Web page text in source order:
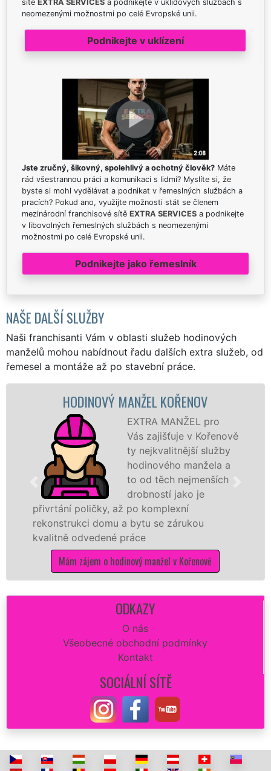
sítě EXTRA SERVICES a podnikejte v úklidových službách s
neomezenými možnostmi po celé Evropské unii.
Podnikejte v uklízení
Jste zručný, šikovný, spolehlivý a ochotný člověk? Máte
rád všestrannou práci a komunikaci s lidmi? Myslíte si, že
byste si mohl vydělávat a podnikat v řemeslných službách a
pracích? Pokud ano, využijte možnosti stát se členem
mezinárodní franchisové sítě EXTRA SERVICES a podnikejte
v libovolných řemeslných službách s neomezenými
možnostmi po celé Evropské unii.
Podnikejte jako řemeslník
NAŠE DALŠÍ SLUŽBY
Naši franchisanti Vám v oblasti služeb hodinových
manželů mohou nabídnout řadu dalších extra služeb, od
řemesel a montáže až po stavební práce.
MANŽEL KOŘENOV
EXTRA MANŽEL pro
Vás zajišťuje v Kořenově
ty nejkvalitnější služby
hodinového manžela a
to od těch nejmenších
drobností jako je
až po komplexní
a bytu se zárukou
práce
o hodinový manžel v Kořenově
proto jsme
potřebné
Mám
ODKAZY
O nás
Všeobecné obchodní podmínky
Kontakt
SOCIÁLNÍ SÍTĚ